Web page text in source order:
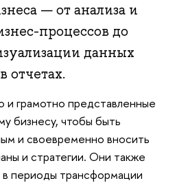
— от анализа и
процессов до
данных
отчетах.
и грамотно представленные
бизнесу, чтобы быть
и своевременно вносить
и стратегии. Они также
периоды трансформации